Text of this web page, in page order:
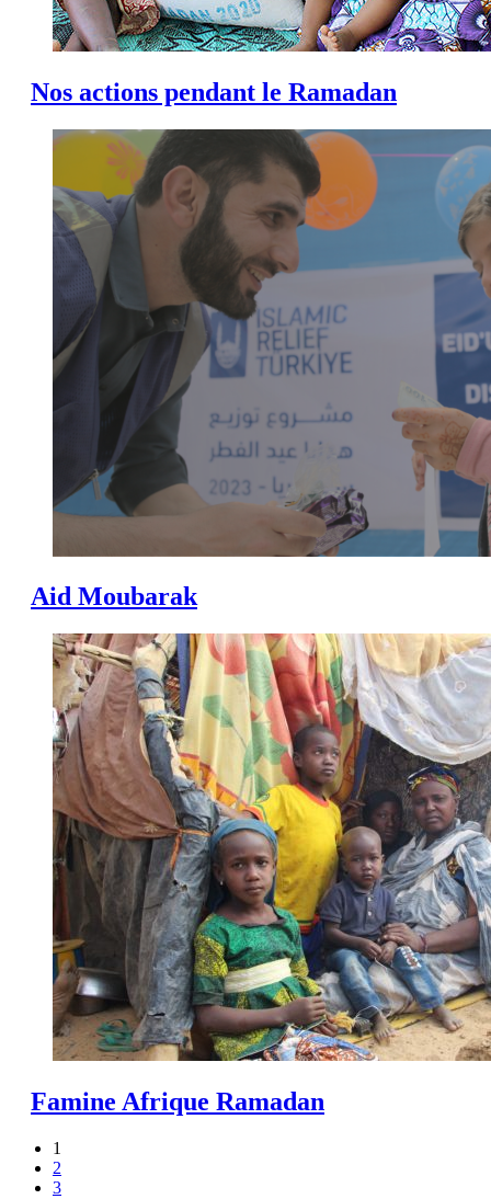
Nos actions pendant le Ramadan
Aid Moubarak
Famine Afrique Ramadan
1
2
3